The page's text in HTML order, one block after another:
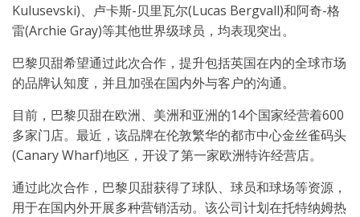
Kulusevski)、卢卡斯-贝里瓦尔(Lucas Bergvall)和阿奇-格
雷(Archie Gray)等其他世界级球员，均表现突出。
巴黎贝甜希望通过此次合作，提升包括英国在内的全球市场
的品牌认知度，并且加强在国内外与客户的沟通。
目前，巴黎贝甜在欧洲、美洲和亚洲的14个国家经营着600
多家门店。最近，该品牌在伦敦繁华的都市中心金丝雀码头
(Canary Wharf)地区，开设了第一家欧洲特许经营店。
通过此次合作，巴黎贝甜获得了球队、球员和球场等资源，
用于在国内外开展多种营销活动。该公司计划在托特纳姆热